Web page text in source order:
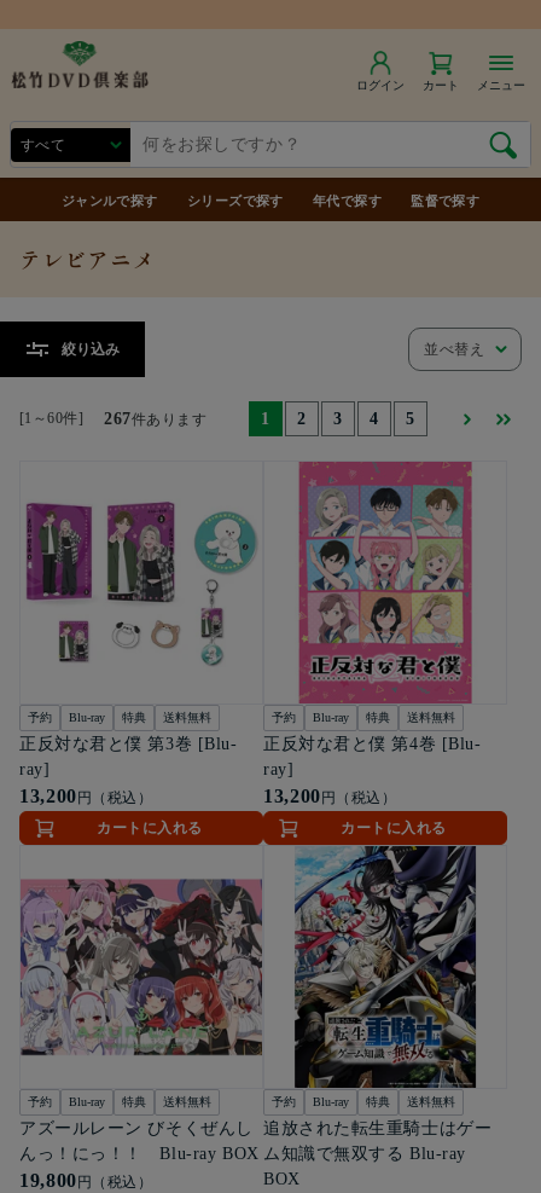
ログイン カート メニュー
ジャンルで探す シリーズで探す 年代で探す 監督で探す
テレビアニメ
絞り込み 並べ替え
[1～60件] 267件あります 1 2 3 4 5
予約 Blu-ray 特典 送料無料
正反対な君と僕 第3巻 [Blu-
ray]
13,200 円（税込）
カートに入れる
予約 Blu-ray 特典 送料無料
正反対な君と僕 第4巻 [Blu-
ray]
13,200 円（税込）
カートに入れる
予約 Blu-ray 特典 送料無料
アズールレーン びそくぜんし
んっ！にっ！！ Blu-ray BOX
19,800 円（税込）
予約 Blu-ray 特典 送料無料
追放された転生重騎士はゲー
ム知識で無双する Blu-ray
BOX